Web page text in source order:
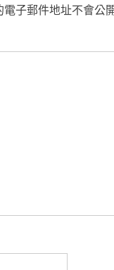
子郵件地址不會公